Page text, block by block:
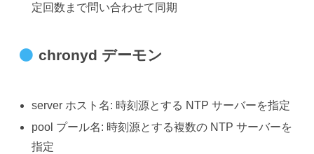
定回数まで問い合わせて同期
chronyd デーモン
server ホスト名: 時刻源とする NTP サーバーを指定
pool プール名: 時刻源とする複数の NTP サーバーを
指定